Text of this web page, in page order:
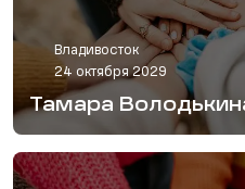
Владивосток
24 октября 2029
Тамара